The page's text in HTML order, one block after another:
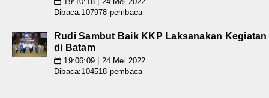
📅
Dibaca:107978 pembaca
Rudi Sambut Baik KKP Laksanakan Kegiatan
di Batam
📅 19:06:09 | 24 Mei 2022
Dibaca:104518 pembaca